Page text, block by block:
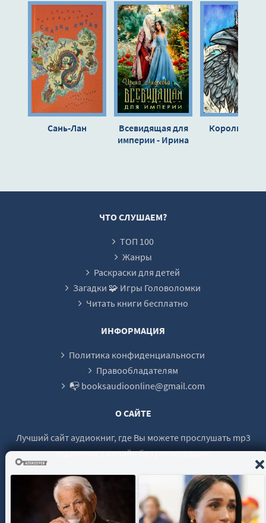
20
Сань-Лан
Всевидящая для
империи - Ирина
Король-
ЧТО СЛУШАЕМ?
ТОП 100
Жанры
Раскраски для детей
Загадки 🧩 Игры Головоломки
Читать книги бесплатно
ИНФОРМАЦИЯ
Политика конфиденциальности
Правообладателям
📭 booksaudioonline@gmail.com
О САЙТЕ
Лучший сайт аудиокниг, где Вы можете прослушать mp3
аудиокнигу онлайн без регистрации.
© 2021 - 2026 booksaudio-online.com Все права защищены.